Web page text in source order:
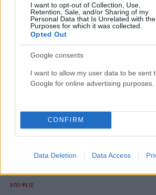
I want to opt-out of Collection, Use,
Retention, Sale, and/or Sharing of my
Personal Data that Is Unrelated with the
Purposes for which it was collected.
Opted Out
Google consents
I want to allow my user data to be sent
Google for online advertising purposes.
CONFIRM
Data Deletion Data Access
ΑΠΌΨΕΙΣ
Το δάσος δεν ζητά ήρωες αλλά πρόνοια
ΑΝΑΡΤΗΘΗΚΕ ΑΠΟNEWSROOM
ΑΠΌΨΕΙΣ